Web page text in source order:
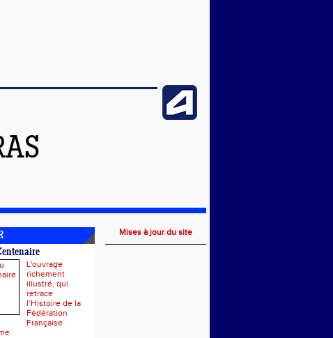
L'ouvrage
richement
illustré, qui
retrace
l’Histoire de la
Fédération
Française
Mises à jour du site